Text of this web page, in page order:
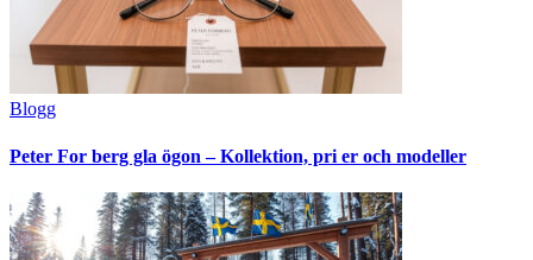
Blogg
Peter For berg gla ögon – Kollektion, pri er och modeller